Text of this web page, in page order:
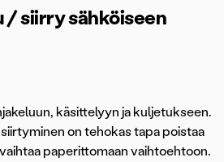
siirry sähköiseen
käsittelyyn ja kuljetukseen.
on tehokas tapa poistaa
paperittomaan vaihtoehtoon.